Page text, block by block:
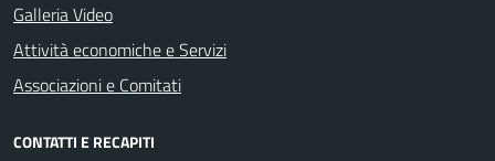
Galleria Video
Attività economiche e Servizi
Associazioni e Comitati
CONTATTI E RECAPITI